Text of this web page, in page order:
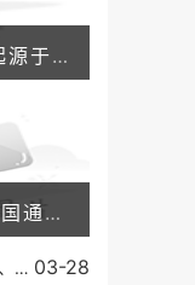
太极拳是中国传统的拳术之一，它起源于明朝，至今已有400多年的历史。太极拳的拳理以阴阳互动为基础，注重内功的锤炼，是一项有氧运动和武术技能的结合体。太极拳拥有许多实战
太极拳是中国通过多年积累而形成的一项优秀的传统运动方式。它已成为世界知名的健身运动形式之一。太极拳通过舒缓的身体动作和深度呼吸，有效地增强身体的柔顺度、平衡能力、
太极拳是中国的传统武术之一，其拳法动作流畅、柔和舒展，以柔克刚，以缓为快，以柔顺化刚强，以小胜大，以不动应万变的特点著称，代表着中国武术的高超境界和深邃内涵。而太 03-28